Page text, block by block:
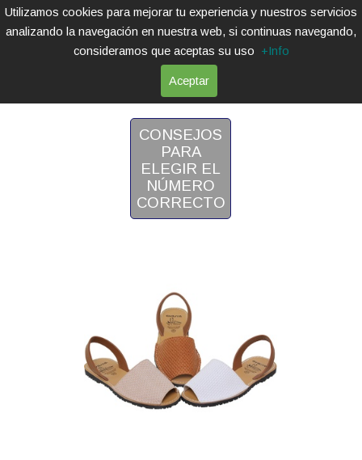
Utilizamos cookies para mejorar tu experiencia y nuestros servicios
analizando la navegación en nuestra web, si continuas navegando,
consideramos que aceptas su uso +Info
Aceptar
CONSEJOS
PARA
ELEGIR EL
NÚMERO
CORRECTO